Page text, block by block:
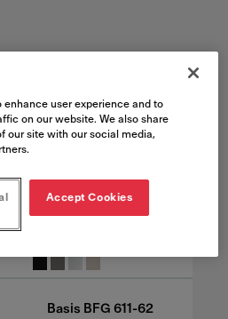
Basis BFG 611-62
user experience and to
on our website. We also share
our site with our social media,
Accept Cookies